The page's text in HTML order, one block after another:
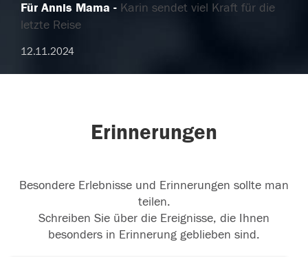
Für Annis Mama
Karin sendet viel Kraft für die
letzte Reise
12.11.2024
Erinnerungen
Besondere Erlebnisse und Erinnerungen sollte man
teilen.
Schreiben Sie über die Ereignisse, die Ihnen
besonders in Erinnerung geblieben sind.